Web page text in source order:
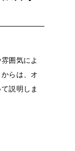
囲気によ
らは、オ
説明しま